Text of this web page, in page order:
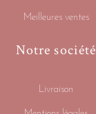
Meilleures ventes
Notre société
Livraison